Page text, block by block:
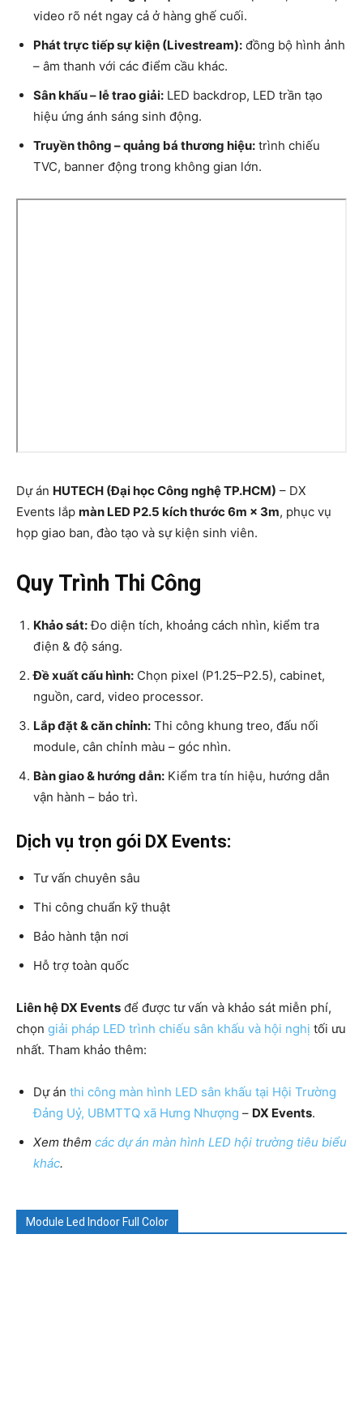
video rõ nét ngay cả ở hàng ghế cuối.
Phát trực tiếp sự kiện (Livestream): đồng bộ hình ảnh
– âm thanh với các điểm cầu khác.
Sân khấu – lễ trao giải: LED backdrop, LED trần tạo
hiệu ứng ánh sáng sinh động.
Truyền thông – quảng bá thương hiệu: trình chiếu
TVC, banner động trong không gian lớn.
Dự án HUTECH (Đại học Công nghệ TP.HCM) – DX
Events lắp màn LED P2.5 kích thước 6m × 3m, phục vụ
họp giao ban, đào tạo và sự kiện sinh viên.
Quy Trình Thi Công
Khảo sát:Đo diện tích, khoảng cách nhìn, kiểm tra
điện & độ sáng.
Đề xuất cấu hình: Chọn pixel (P1.25–P2.5), cabinet,
nguồn, card, video processor.
Lắp đặt & căn chỉnh: Thi công khung treo, đấu nối
module, cân chỉnh màu – góc nhìn.
Bàn giao & hướng dẫn: Kiểm tra tín hiệu, hướng dẫn
vận hành – bảo trì.
Dịch vụ trọn gói DX Events:
Tư vấn chuyên sâu
Thi công chuẩn kỹ thuật
Bảo hành tận nơi
Hỗ trợ toàn quốc
Liên hệ DX Events để được tư vấn và khảo sát miễn phí,
chọn giải pháp LED trình chiếu sân khấu và hội nghị tối ưu
nhất. Tham khảo thêm:
Dự án thi công màn hình LED sân khấu tại Hội Trường
Đảng Uỷ, UBMTTQ xã Hưng Nhượng – DX Events.
Xem thêm các dự án màn hình LED hội trường tiêu biểu
khác.
Module Led Indoor Full Color